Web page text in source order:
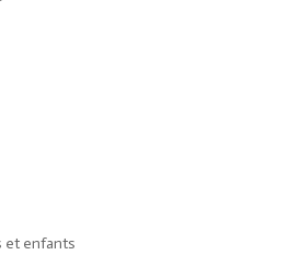
et enfants